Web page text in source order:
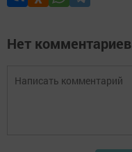
Нет комментариев